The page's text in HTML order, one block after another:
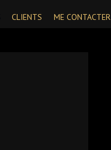
CLIENTS ME CONTACTER